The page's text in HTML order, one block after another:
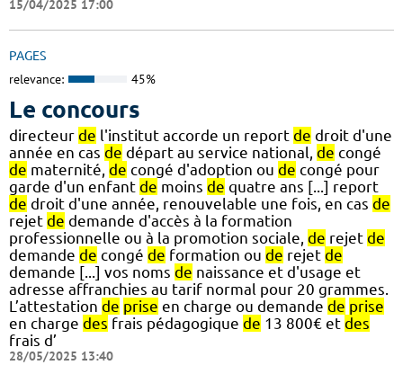
15/04/2025 17:00
PAGES
relevance: 45%
Le concours
directeur de l'institut accorde un report de droit d'une
année en cas de départ au service national, de congé
de maternité, de congé d'adoption ou de congé pour
garde d'un enfant de moins de quatre ans [...] report
de droit d'une année, renouvelable une fois, en cas de
rejet de demande d'accès à la formation
professionnelle ou à la promotion sociale, de rejet de
demande de congé de formation ou de rejet de
demande [...] vos noms de naissance et d'usage et
adresse affranchies au tarif normal pour 20 grammes.
L’attestation de prise en charge ou demande de prise
en charge des frais pédagogique de 13 800€ et des
frais d’
28/05/2025 13:40